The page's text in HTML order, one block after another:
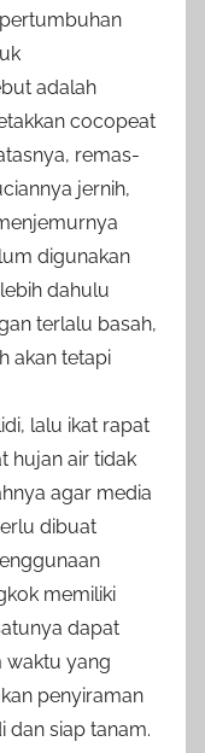
adalah
cocopeat
remas-
jernih,
digunakan
dahulu
terlalu basah,
akan tetapi
lalu ikat rapat
hujan air tidak
agar media
dibuat
memiliki
dapat
waktu yang
penyiraman
dan siap tanam.